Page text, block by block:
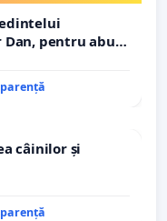
Dan, pentru abuz
statului
câinilor și